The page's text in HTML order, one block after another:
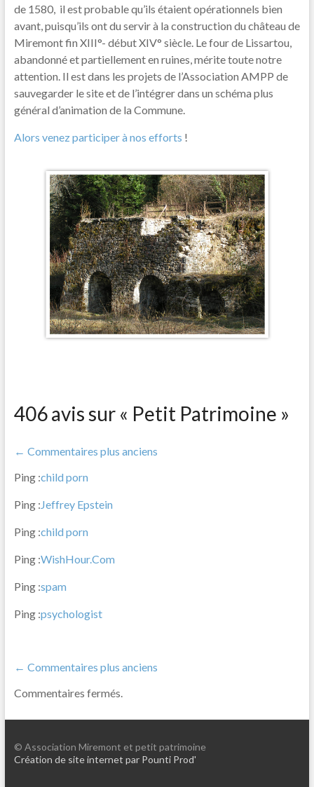
de 1580, il est probable qu’ils étaient opérationnels bien
avant, puisqu’ils ont du servir à la construction du château de
Miremont fin XIII°- début XIV° siècle. Le four de Lissartou,
abandonné et partiellement en ruines, mérite toute notre
attention. Il est dans les projets de l’Association AMPP de
sauvegarder le site et de l’intégrer dans un schéma plus
général d’animation de la Commune.
Alors venez participer à nos efforts !
406 avis sur « Petit Patrimoine »
Navigation
de
commentaire
← Commentaires plus anciens
Ping :child porn
Ping :Jeffrey Epstein
Ping :child porn
Ping :WishHour.Com
Ping :spam
Ping :psychologist
Navigation
de
commentaire
← Commentaires plus anciens
Commentaires fermés.
© Association Miremont et petit patrimoine
Création de site internet par Pounti Prod'